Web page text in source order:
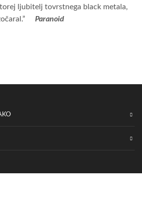
ljubitelj tovrstnega black metala,
Paranoid